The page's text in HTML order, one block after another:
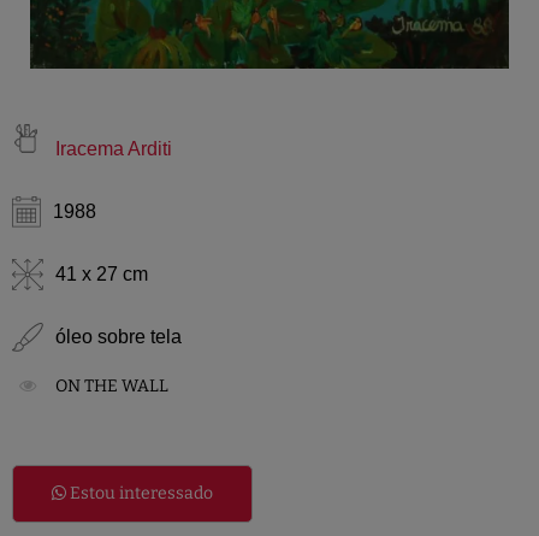
Iracema Arditi
1988
41 x 27 cm
óleo sobre tela
ON THE WALL
Estou interessado